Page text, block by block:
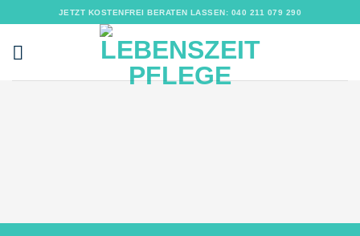
springen
JETZT KOSTENFREI BERATEN LASSEN: 040 211 079 290